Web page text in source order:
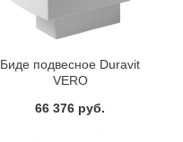
Биде подвесное Duravit
VERO
66 376 руб.